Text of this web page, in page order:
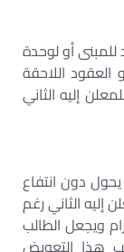
للمبنى أو لوحدة
العقود اللاحقة
إليه الثاني
دون انتفاع
إليه الثاني رغم
ويجعل الطالب
هذا التعويض